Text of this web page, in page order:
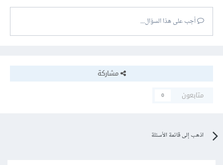
أجب على هذا السؤال...
مشاركة
متابعون
0
اذهب إلى قائمة الأسئلة